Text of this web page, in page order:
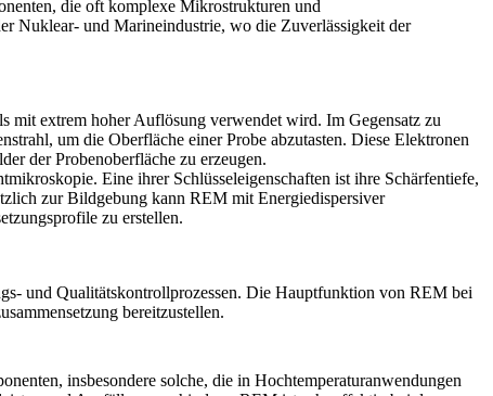
, die oft komplexe Mikrostrukturen und
Nuklear- und Marineindustrie, wo die Zuverlässigkeit der
mit extrem hoher Auflösung verwendet wird. Im Gegensatz zu
um die Oberfläche einer Probe abzutasten. Diese Elektronen
der Probenoberfläche zu erzeugen.
Eine ihrer Schlüsseleigenschaften ist ihre Schärfentiefe,
zur Bildgebung kann REM mit Energiedispersiver
zu erstellen.
und Qualitätskontrollprozessen. Die Hauptfunktion von REM bei
bereitzustellen.
insbesondere solche, die in Hochtemperaturanwendungen